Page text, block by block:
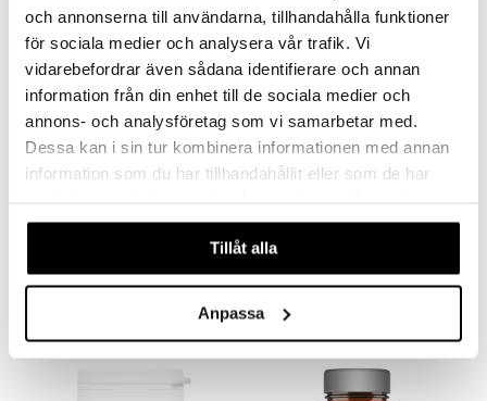
och annonserna till användarna, tillhandahålla funktioner
för sociala medier och analysera vår trafik. Vi
vidarebefordrar även sådana identifierare och annan
information från din enhet till de sociala medier och
annons- och analysföretag som vi samarbetar med.
Dessa kan i sin tur kombinera informationen med annan
information som du har tillhandahållit eller som de har
våra cookies vid fortsatt användande av vår webbplats.
Tillåt alla
Anpassa
Helposti-imeytyvä magnesiumsitraatti.
14,49 €
PURENESS
19,90 €